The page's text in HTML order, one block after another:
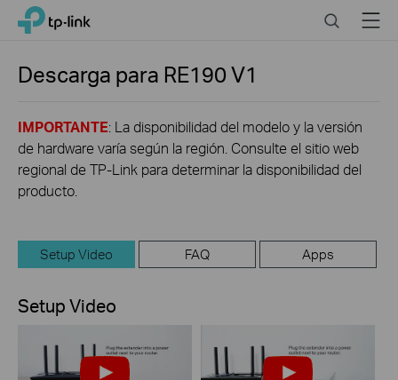
Click
navigation
TP-Link, Reliably Smart SearchMenu
Descarga para RE190V1
IMPORTANTE: La disponibilidad del modelo y la versión
de hardware varía según la región. Consulte el sitio web
regional de TP-Link para determinar la disponibilidad del
producto.
Setup Video FAQ Apps
Setup Video